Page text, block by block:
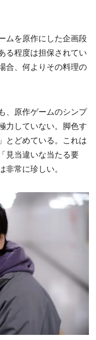
ムを原作にした企画段
る程度は担保されてい
合、何よりその料理の
、原作ゲームのシンプ
力していない。脚色す
とどめている。これは
見当違いな当たる要
常に珍しい。